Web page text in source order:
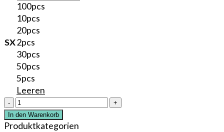
SX
100pcs
10pcs
20pcs
2pcs
30pcs
50pcs
5pcs
Leeren
75%
Rambo
Betäubungscreme
In den Warenkorb
Produktkategorien